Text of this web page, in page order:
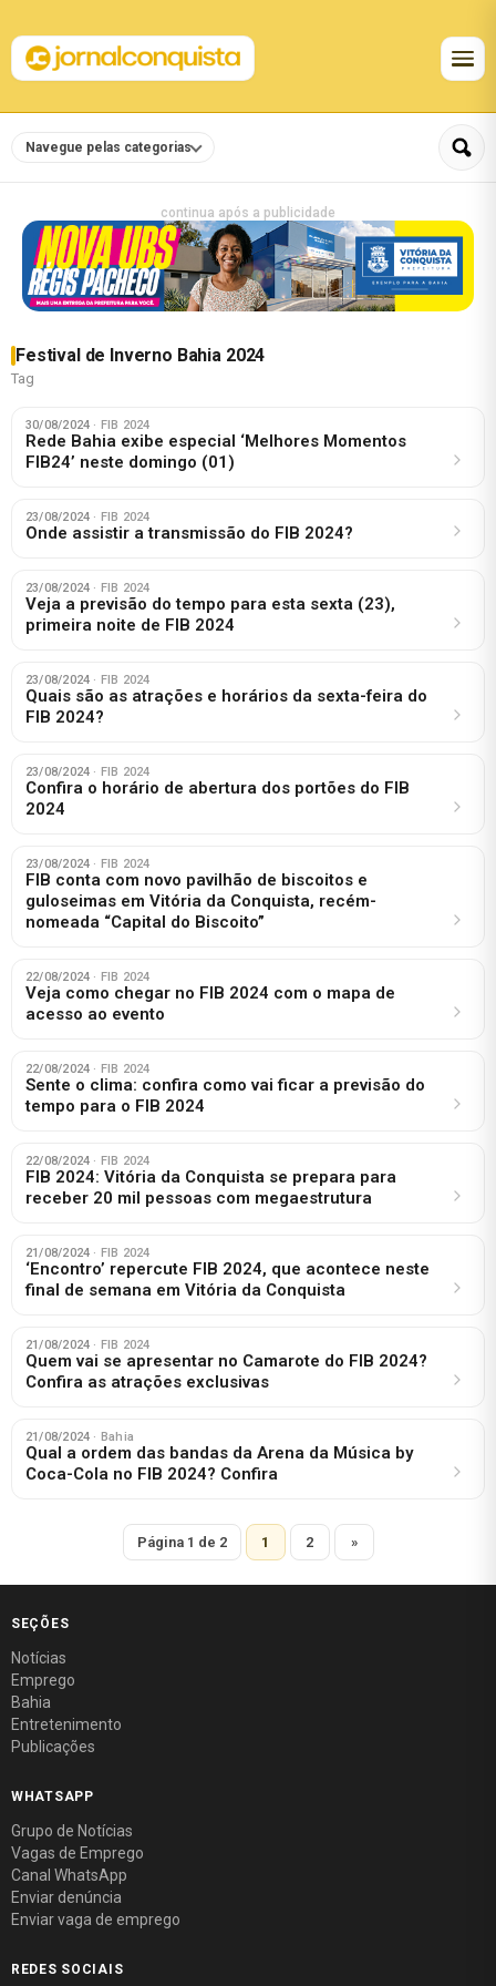
Navegue pelas categorias
continua após a publicidade
Festival de Inverno Bahia 2024
Tag
30/08/2024 · FIB 2024
Rede Bahia exibe especial ‘Melhores Momentos
FIB24’ neste domingo (01)
23/08/2024 · FIB 2024
Onde assistir a transmissão do FIB 2024?
23/08/2024 · FIB 2024
Veja a previsão do tempo para esta sexta (23),
primeira noite de FIB 2024
23/08/2024 · FIB 2024
Quais são as atrações e horários da sexta-feira do
FIB 2024?
23/08/2024 · FIB 2024
Confira o horário de abertura dos portões do FIB
2024
23/08/2024 · FIB 2024
FIB conta com novo pavilhão de biscoitos e
guloseimas em Vitória da Conquista, recém-
nomeada “Capital do Biscoito”
22/08/2024 · FIB 2024
Veja como chegar no FIB 2024 com o mapa de
acesso ao evento
22/08/2024 · FIB 2024
Sente o clima: confira como vai ficar a previsão do
tempo para o FIB 2024
22/08/2024 · FIB 2024
FIB 2024: Vitória da Conquista se prepara para
receber 20 mil pessoas com megaestrutura
21/08/2024 · FIB 2024
‘Encontro’ repercute FIB 2024, que acontece neste
final de semana em Vitória da Conquista
21/08/2024 · FIB 2024
Quem vai se apresentar no Camarote do FIB 2024?
Confira as atrações exclusivas
21/08/2024 · Bahia
Qual a ordem das bandas da Arena da Música by
Coca-Cola no FIB 2024? Confira
Página 1 de 2 1 2 »
SEÇÕES
Notícias
Emprego
Bahia
Entretenimento
Publicações
WHATSAPP
Grupo de Notícias
Vagas de Emprego
Canal WhatsApp
Enviar denúncia
Enviar vaga de emprego
REDES SOCIAIS